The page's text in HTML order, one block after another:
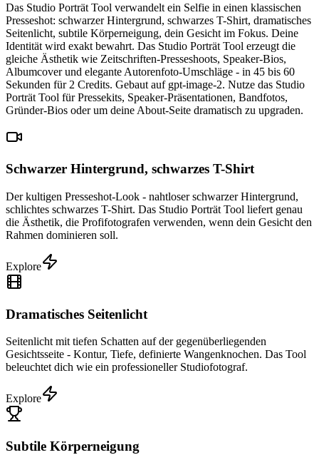
Das Studio Porträt Tool verwandelt ein Selfie in einen klassischen
Presseshot: schwarzer Hintergrund, schwarzes T-Shirt, dramatisches
Seitenlicht, subtile Körperneigung, dein Gesicht im Fokus. Deine
Identität wird exakt bewahrt. Das Studio Porträt Tool erzeugt die
gleiche Ästhetik wie Zeitschriften-Presseshoots, Speaker-Bios,
Albumcover und elegante Autorenfoto-Umschläge - in 45 bis 60
Sekunden für 2 Credits. Gebaut auf gpt-image-2. Nutze das Studio
Porträt Tool für Pressekits, Speaker-Präsentationen, Bandfotos,
Gründer-Bios oder um deine About-Seite dramatisch zu upgraden.
Schwarzer Hintergrund, schwarzes T-Shirt
Der kultigen Presseshot-Look - nahtloser schwarzer Hintergrund,
schlichtes schwarzes T-Shirt. Das Studio Porträt Tool liefert genau
die Ästhetik, die Profifotografen verwenden, wenn dein Gesicht den
Rahmen dominieren soll.
Explore
Dramatisches Seitenlicht
Seitenlicht mit tiefen Schatten auf der gegenüberliegenden
Gesichtsseite - Kontur, Tiefe, definierte Wangenknochen. Das Tool
beleuchtet dich wie ein professioneller Studiofotograf.
Explore
Subtile Körperneigung